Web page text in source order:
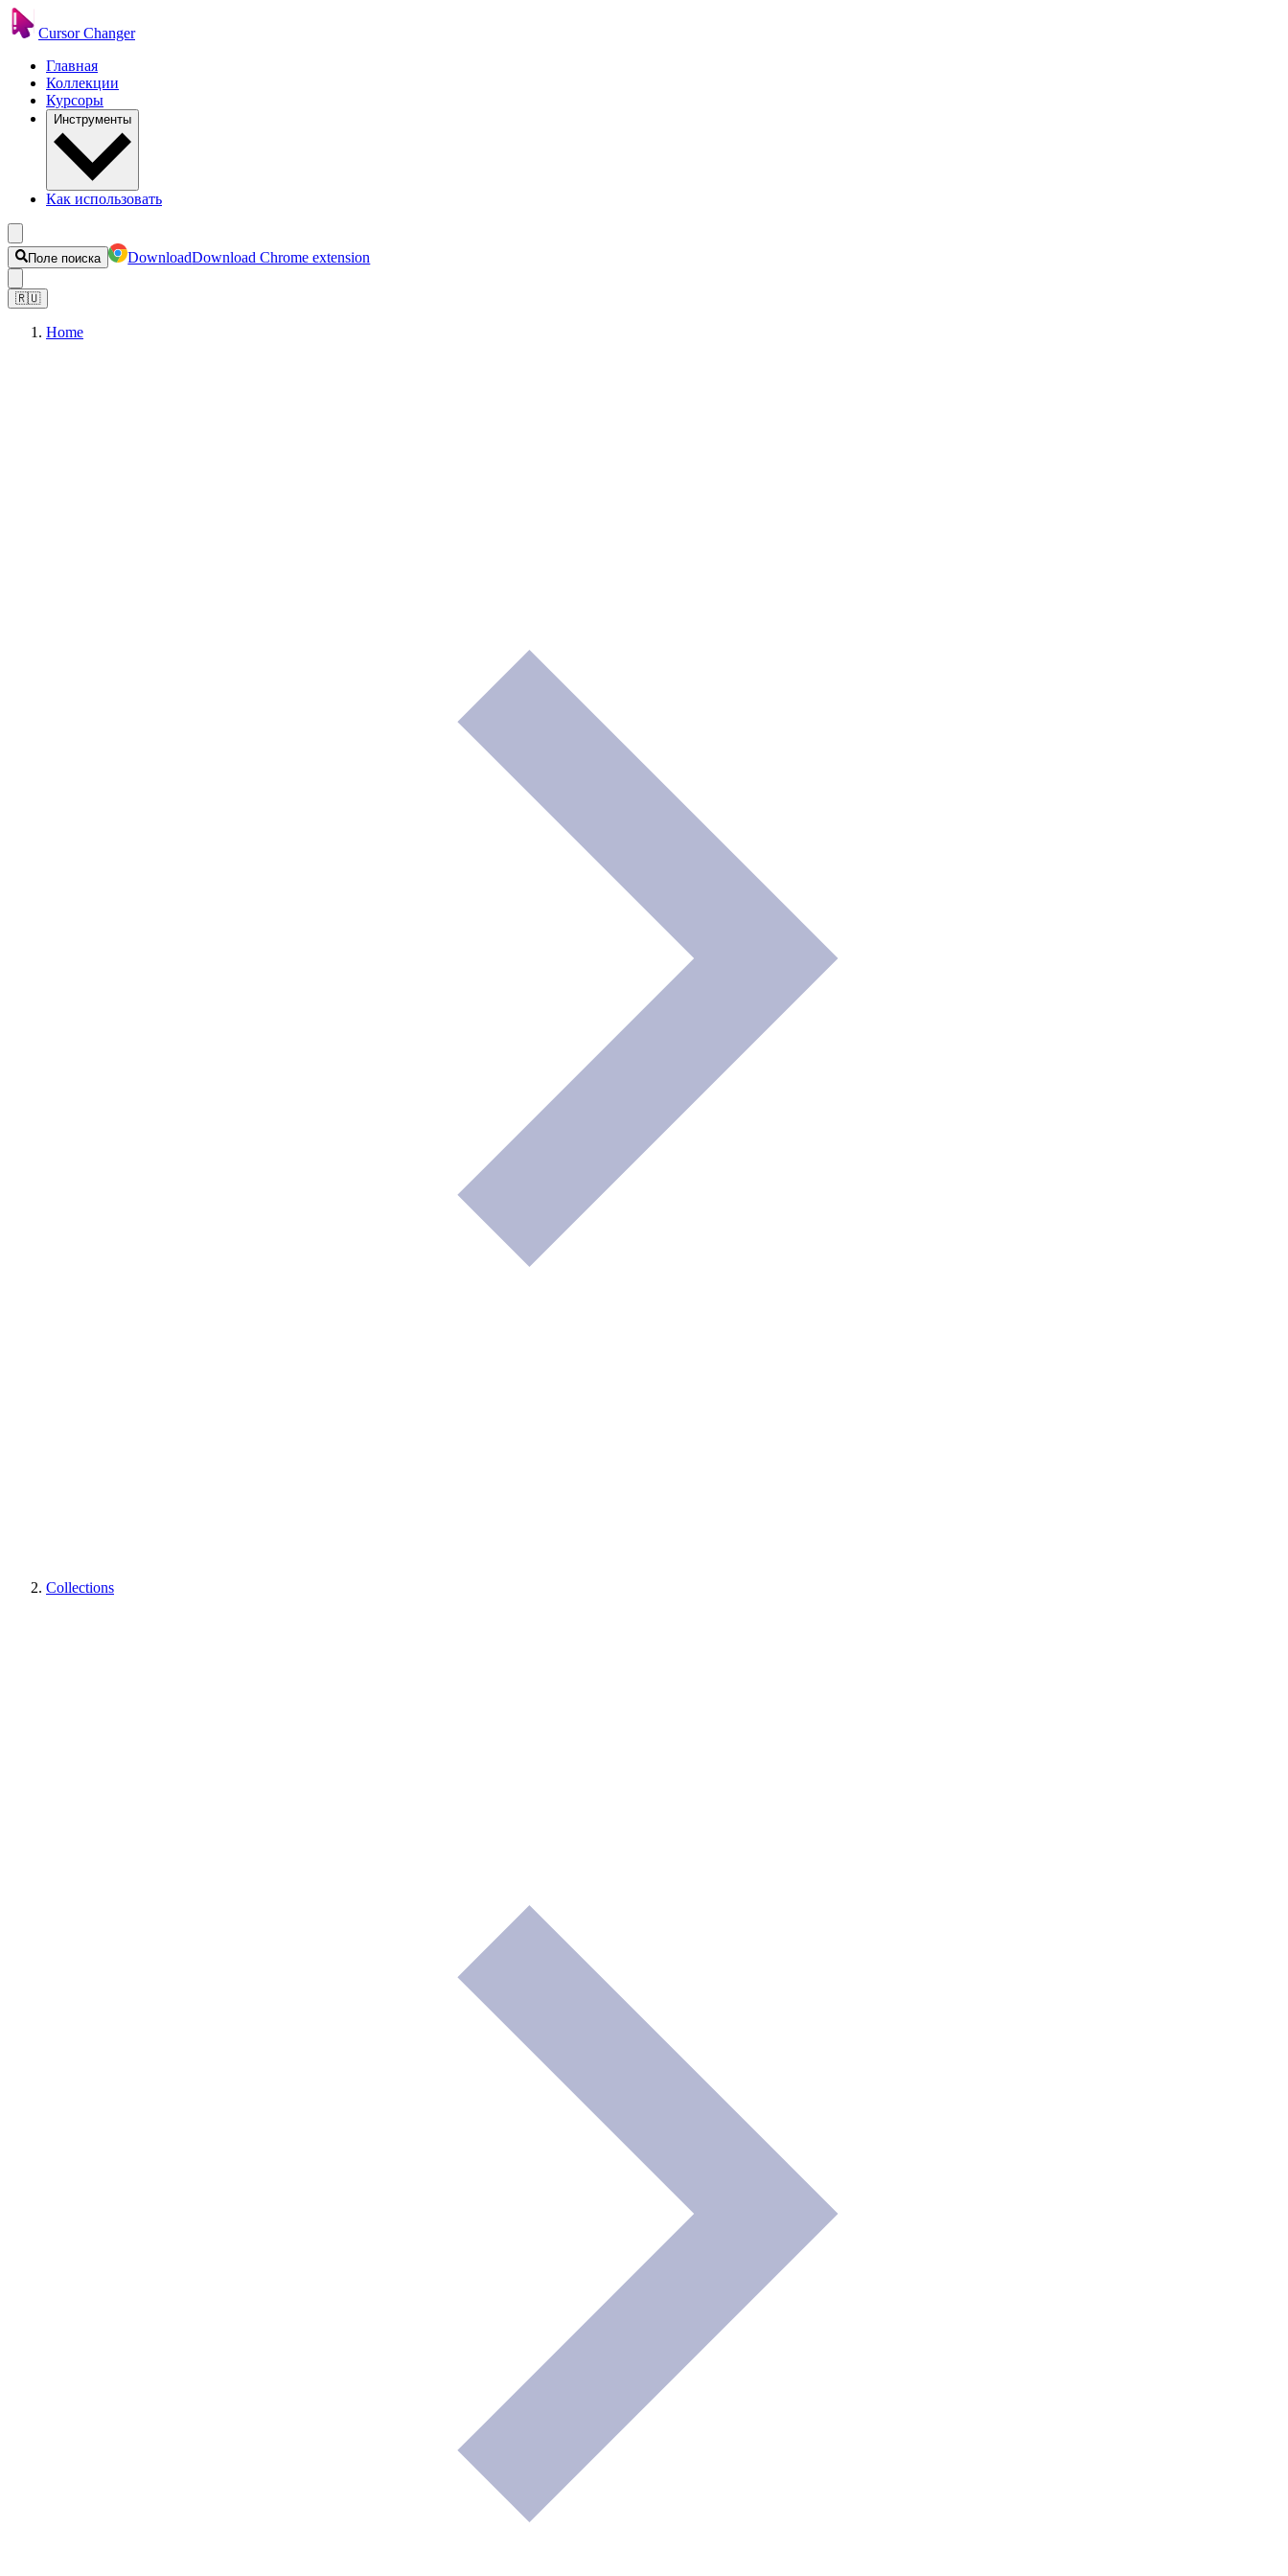
Cursor Changer
Главная
Коллекции
Курсоры
Инструменты
Как использовать
Поле поиска DownloadDownload Chrome extension
🇷🇺
Home
Collections